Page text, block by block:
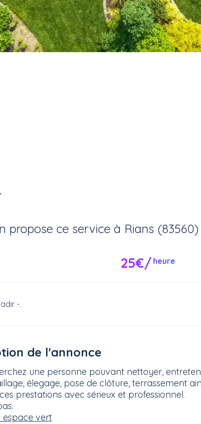
propose ce service à Rians (83560)
25€/ heure
-.
de l'annonce
une personne pouvant nettoyer,
élegage, pose de clôture, terrassement
prestations avec sérieux et professionnel.
vert